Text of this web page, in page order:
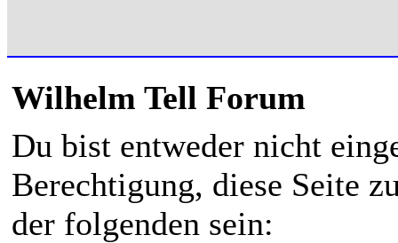
Wilhelm Tell Forum
Du bist entweder nicht
Berechtigung, diese Seite
der folgenden sein: